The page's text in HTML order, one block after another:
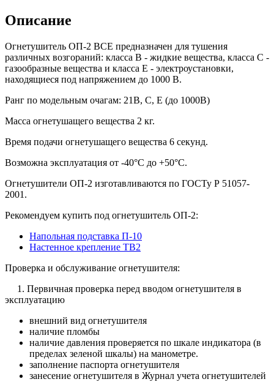
Описание
Огнетушитель ОП-2 BCE предназначен для тушения
различных возгораний: класса В - жидкие вещества, класса С -
газообразные вещества и класса Е - электроустановки,
находящиеся под напряжением до 1000 В.
Ранг по модельным очагам: 21В, С, Е (до 1000В)
Масса огнетушащего вещества 2 кг.
Время подачи огнетушащего вещества 6 секунд.
Возможна эксплуатация от -40°C до +50°C.
Огнетушители ОП-2 изготавливаются по ГОСТу Р 51057-
2001.
Рекомендуем купить под огнетушитель ОП-2:
Напольная подставка П-10
Настенное крепление ТВ2
Проверка и обслуживание огнетушителя:
1. Первичная проверка перед вводом огнетушителя в
эксплуатацию
внешний вид огнетушителя
наличие пломбы
наличие давления проверяется по шкале индикатора (в
пределах зеленой шкалы) на манометре.
заполнение паспорта огнетушителя
занесение огнетушителя в Журнал учета огнетушителей